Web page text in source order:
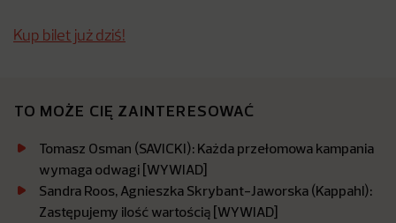
Kup bilet już dziś!
TO MOŻE CIĘ ZAINTERESOWAĆ
Tomasz Osman (SAVICKI): Każda przełomowa kampania
wymaga odwagi [WYWIAD]
Sandra Roos, Agnieszka Skrybant-Jaworska (Kappahl):
Zastępujemy ilość wartością [WYWIAD]